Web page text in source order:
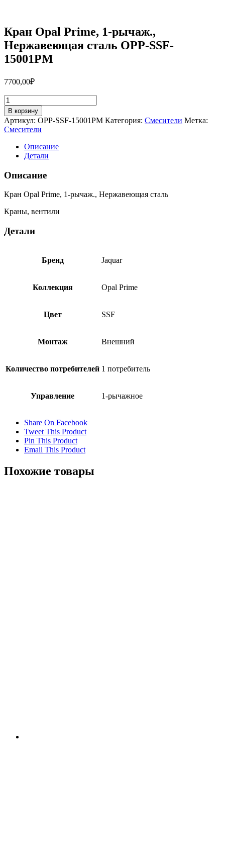
Кран Opal Prime, 1-рычаж.,
Нержавеющая сталь OPP-SSF-
15001PM
7700,00₽
Количество
товара
Кран
Opal
Prime,
рычаж.,
Нержавеющая
сталь
OPP-
15001PM
В корзину
Артикул: OPP-SSF-15001PM Категория: Смесители Метка:
Смесители
Описание
Детали
Описание
Кран Opal Prime, 1-рычаж., Нержавеющая сталь
Краны, вентили
Детали
Бренд Jaquar
Коллекция Opal Prime
Цвет SSF
Монтаж Внешний
Количество потребителей 1 потребитель
Управление 1-рычажное
Share On Facebook
Tweet This Product
Pin This Product
Email This Product
Похожие товары